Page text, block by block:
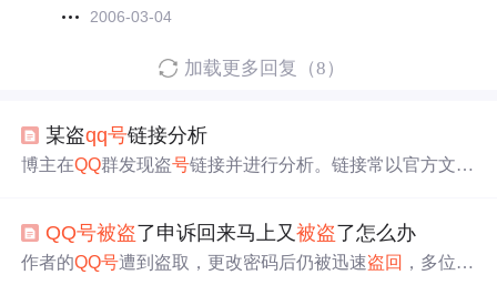
2006-03-04
加载更多回复（8）
某盗qq号链接分析
博主在QQ群发现盗号链接并进行分析。链接常以官方文
入信息。后续分析了盗号过程中的数据包，包括账号
码、验证码等的传输，最后揭示了整个盗号流程。
QQ号被盗了申诉回来马上又被盗了怎么办
作者的QQ号遭到盗取，更改密码后仍被迅速盗回 ，多位好